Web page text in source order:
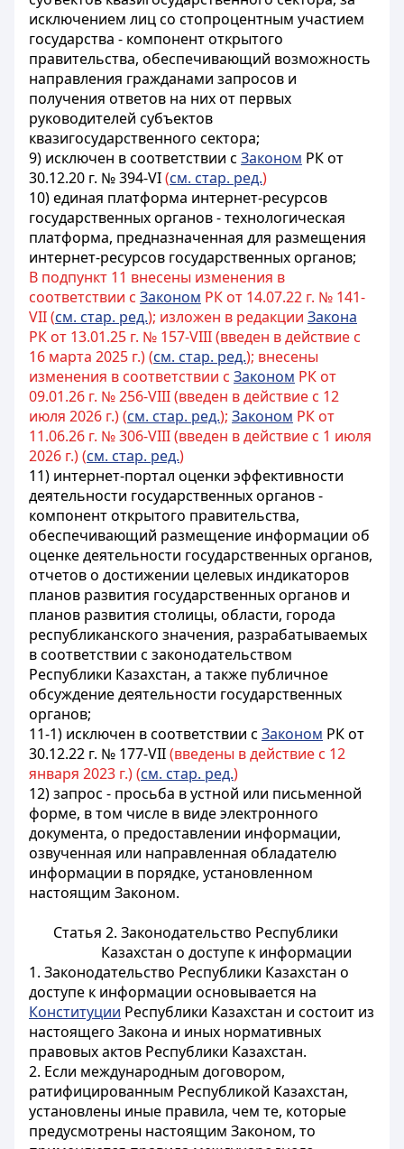
исключением лиц со стопроцентным участием
государства - компонент открытого
правительства, обеспечивающий возможность
направления гражданами запросов и
получения ответов на них от первых
руководителей субъектов
квазигосударственного сектора;
9) исключен в соответствии с Законом РК от
30.12.20 г. № 394-VI(см. стар. ред.)
10) единая платформа интернет-ресурсов
государственных органов - технологическая
платформа, предназначенная для размещения
интернет-ресурсов государственных органов;
В подпункт 11 внесены изменения в
соответствии с Законом РК от 14.07.22 г. № 141-
VII (см. стар. ред.); изложен в редакции Закона
РК от 13.01.25 г. № 157-VIII (введен в действие с
16 марта 2025 г.) (см. стар. ред.); внесены
изменения в соответствии с Законом РК от
09.01.26 г. № 256-VIII (введен в действие с 12
июля 2026 г.) (см. стар. ред.); Законом РК от
11.06.26 г. № 306-VIII (введен в действие с 1 июля
2026 г.) (см. стар. ред.)
11) интернет-портал оценки эффективности
деятельности государственных органов -
компонент открытого правительства,
обеспечивающий размещение информации об
оценке деятельности государственных органов,
отчетов о достижении целевых индикаторов
планов развития государственных органов и
планов развития столицы, области, города
республиканского значения, разрабатываемых
в соответствии с законодательством
Республики Казахстан, а также публичное
обсуждение деятельности государственных
органов;
11-1) исключен в соответствии с Законом РК от
30.12.22 г. № 177-VII(введены в действие с 12
января 2023 г.) (см. стар. ред.)
12) запрос - просьба в устной или письменной
форме, в том числе в виде электронного
документа, о предоставлении информации,
озвученная или направленная обладателю
информации в порядке, установленном
настоящим Законом.
Статья 2. Законодательство Республики
Казахстан о доступе к информации
1. Законодательство Республики Казахстан о
доступе к информации основывается на
Конституции Республики Казахстан и состоит из
настоящего Закона и иных нормативных
правовых актов Республики Казахстан.
2. Если международным договором,
ратифицированным Республикой Казахстан,
установлены иные правила, чем те, которые
предусмотрены настоящим Законом, то